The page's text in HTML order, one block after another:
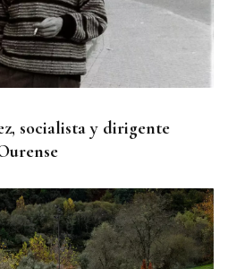
socialista y dirigente